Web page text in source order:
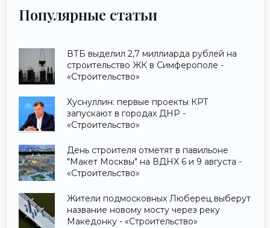
Популярные статьи
ВТБ выделил 2,7 миллиарда рублей на
строительство ЖК в Симферополе -
«Строительство»
Хуснуллин: первые проекты КРТ
запускают в городах ДНР -
«Строительство»
День строителя отметят в павильоне
"Макет Москвы" на ВДНХ 6 и 9 августа -
«Строительство»
Жители подмосковных Люберец выберут
название новому мосту через реку
Македонку - «Строительство»